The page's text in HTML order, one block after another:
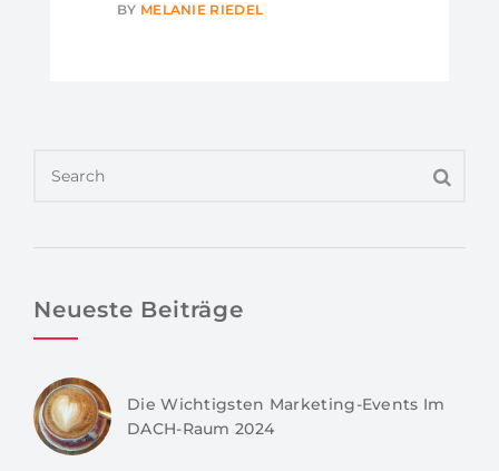
BY MELANIE RIEDEL
Neueste Beiträge
Die Wichtigsten Marketing-Events Im
DACH-Raum 2024